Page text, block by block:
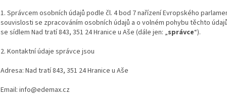
1. Správcem osobních údajů podle čl. 4 bod 7 nařízení Evropského
souvislosti se zpracováním osobních údajů a o volném pohybu těchto
se sídlem Nad tratí 843, 351 24 Hranice u Aše (dále jen: „správce“).
2. Kontaktní údaje správce jsou
Adresa: Nad tratí 843, 351 24 Hranice u Aše
Email: info@edemax.cz